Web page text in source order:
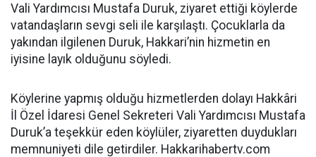
Vali Yardımcısı Mustafa Duruk, ziyaret ettiği köylerde
vatandaşların sevgi seli ile karşılaştı. Çocuklarla da
yakından ilgilenen Duruk, Hakkari’nin hizmetin en
iyisine layık olduğunu söyledi.
Köylerine yapmış olduğu hizmetlerden dolayı Hakkâri
İl Özel İdaresi Genel Sekreteri Vali Yardımcısı Mustafa
Duruk’a teşekkür eden köylüler, ziyaretten duydukları
memnuniyeti dile getirdiler. Hakkarihabertv.com